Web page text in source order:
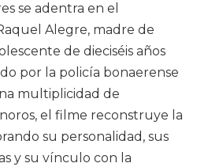
se adentra en el
Alegre, madre de
de dieciséis años
por la policía bonaerense
multiplicidad de
el filme reconstruye la
su personalidad, sus
y su vínculo con la